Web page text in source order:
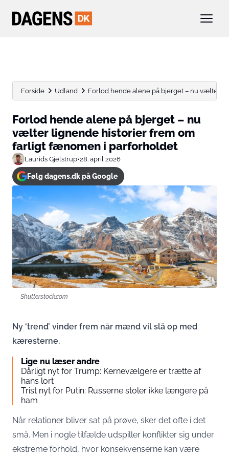
Forside Udland Forlod hende alene på bjerget – nu vælter
Forlod hende alene på bjerget – nu
vælter lignende historier frem om
farligt fænomen i parforholdet
Laurids Gjelstrup•28. april 2026
Følg dagens.dk på Google
Shutterstock.com
Ny ‘trend’ vinder frem når mænd vil slå op med
kæresterne.
Lige nu læser andre
Dårligt nyt for Trump: Kernevælgere er trætte af
hans lort
Trist nyt for Putin: Russerne stoler ikke længere på
ham
Når relationer bliver sat på prøve, sker det ofte i det
små. Men i nogle tilfælde udspiller konflikter sig under
ekstreme forhold, hvor konsekvenserne kan være